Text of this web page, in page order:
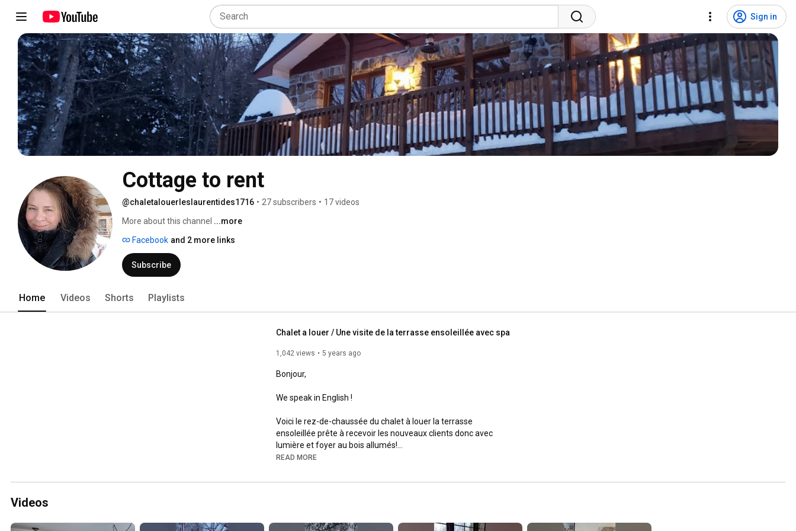
Sign in
Cottage to rent
@chaletalouerleslaurentides1716 • 27 subscribers • 17 videos
More about this channel ...more
Facebook and 2 more links
Subscribe
Home Videos Shorts Playlists
Chalet a louer / Une visite de la terrasse ensoleillée avec spa
1,042 views 5 years ago
Bonjour,
We speak in English !
Voici le rez-de-chaussée du chalet à louer la terrasse
ensoleillée prête à recevoir les nouveaux clients donc avec
lumière et foyer au bois allumés!
En plein milieu de la nature à l'état pur
READ MORE
Videos